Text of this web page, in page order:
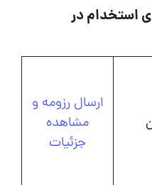
استخدام در
ارسال رزومه و
مشاهده
جزئیات